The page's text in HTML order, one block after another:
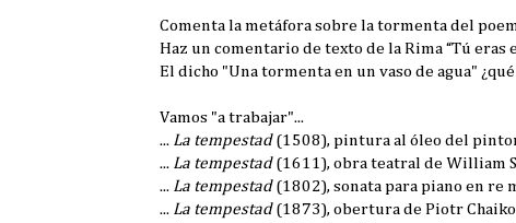
Comenta la metáfora sobre la tormenta del
Haz un comentario de texto de la Rima “Tú eras
El dicho "Una tormenta en un vaso de agua"
Vamos "a trabajar"...
... La tempestad(1508), pintura al óleo del
... La tempestad(1611), obra teatral de William
... La tempestad(1802), sonata para piano en re
... La tempestad(1873), obertura de Piotr